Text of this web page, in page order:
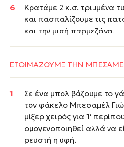
Κρατάμε 2 κ.σ. τριμμένα
και πασπαλίζουμε τις
και την μισή παρμεζάνα.
ΕΤΟΙΜΑΖΟΥΜΕ ΤΗΝ
Σε ένα μπολ βάζουμε το
τον φάκελο Μπεσαμέλ
μίξερ χειρός για 1′
ομογενοποιηθεί αλλά να
ρευστή η υφή.